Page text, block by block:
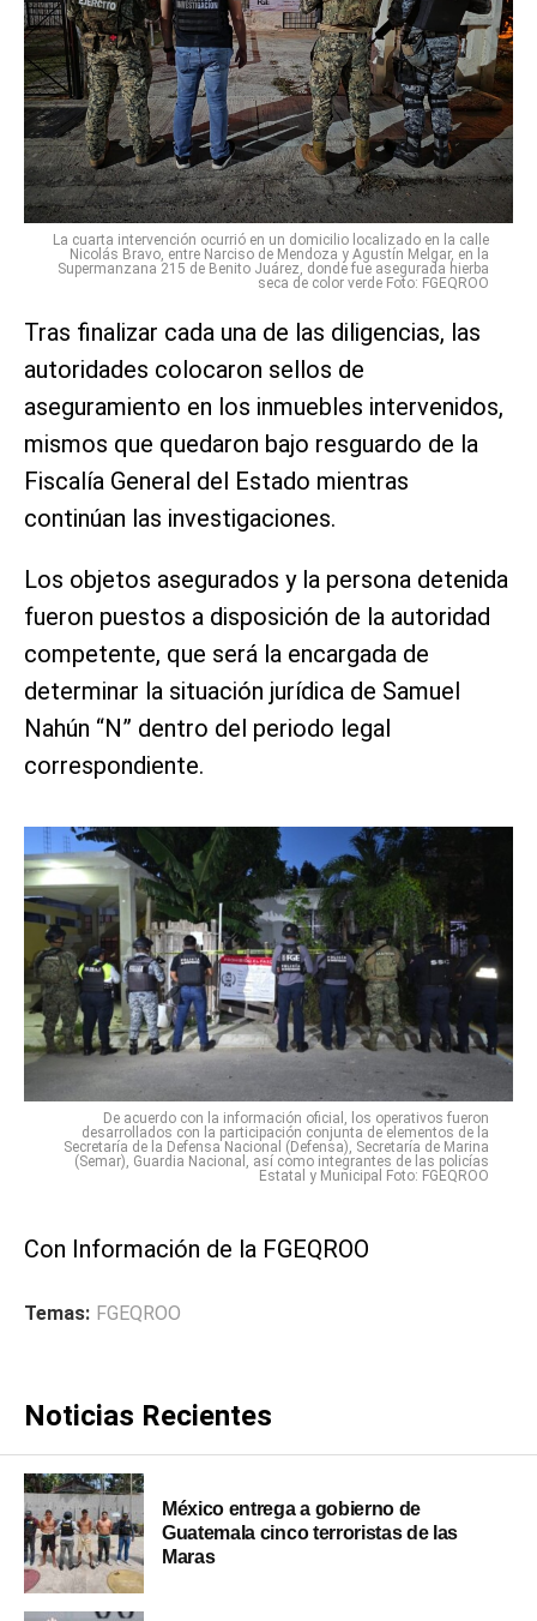
La cuarta intervención ocurrió en un domicilio localizado en la calle
Nicolás Bravo, entre Narciso de Mendoza y Agustín Melgar, en la
Supermanzana 215 de Benito Juárez, donde fue asegurada hierba
seca de color verde Foto: FGEQROO
Tras finalizar cada una de las diligencias, las
autoridades colocaron sellos de
aseguramiento en los inmuebles intervenidos,
mismos que quedaron bajo resguardo de la
Fiscalía General del Estado mientras
continúan las investigaciones.
Los objetos asegurados y la persona detenida
fueron puestos a disposición de la autoridad
competente, que será la encargada de
determinar la situación jurídica de Samuel
Nahún “N” dentro del periodo legal
correspondiente.
De acuerdo con la información oficial, los operativos fueron
desarrollados con la participación conjunta de elementos de la
Secretaría de la Defensa Nacional (Defensa), Secretaría de Marina
(Semar), Guardia Nacional, así como integrantes de las policías
Estatal y Municipal Foto: FGEQROO
Con Información de la FGEQROO
Temas: FGEQROO
Noticias Recientes
México entrega a gobierno de
Guatemala cinco terroristas de las
Maras